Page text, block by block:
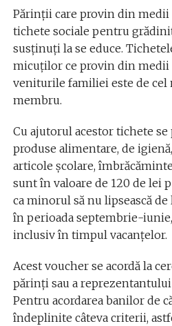
Părinții care provin din
tichete sociale pentru
susținuți la se educe.
micuților ce provin din medii
veniturile familiei este de cel
membru.
Cu ajutorul acestor tichete
produse alimentare, de
articole școlare,
sunt în valoare de 120 de lei
ca minorul să nu lipsească de
în perioada septembrie-
inclusiv în timpul vacanțelor.
Acest voucher se acordă la
părinți sau a
Pentru acordarea banilor de
îndeplinite câteva criterii,